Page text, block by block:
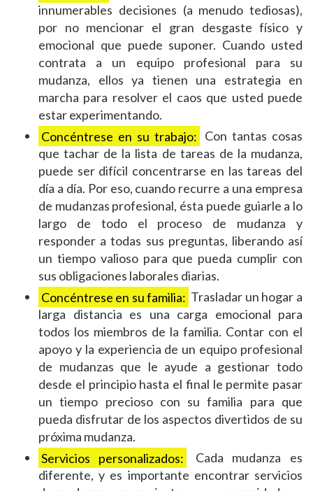
innumerables decisiones (a menudo tediosas),
por no mencionar el gran desgaste físico y
emocional que puede suponer. Cuando usted
contrata a un equipo profesional para su
mudanza, ellos ya tienen una estrategia en
marcha para resolver el caos que usted puede
estar experimentando.
Concéntrese en su trabajo: Con tantas cosas
que tachar de la lista de tareas de la mudanza,
puede ser difícil concentrarse en las tareas del
día a día. Por eso, cuando recurre a una empresa
de mudanzas profesional, ésta puede guiarle a lo
largo de todo el proceso de mudanza y
responder a todas sus preguntas, liberando así
un tiempo valioso para que pueda cumplir con
sus obligaciones laborales diarias.
Concéntrese en su familia: Trasladar un hogar a
larga distancia es una carga emocional para
todos los miembros de la familia. Contar con el
apoyo y la experiencia de un equipo profesional
de mudanzas que le ayude a gestionar todo
desde el principio hasta el final le permite pasar
un tiempo precioso con su familia para que
pueda disfrutar de los aspectos divertidos de su
próxima mudanza.
Servicios personalizados:
Cada mudanza es
diferente, y es importante encontrar servicios